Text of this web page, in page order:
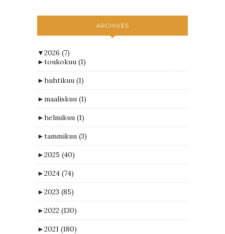
ARCHIVES
▼2026 (7)
►toukokuu (1)
►huhtikuu (1)
►maaliskuu (1)
►helmikuu (1)
►tammikuu (3)
►2025 (40)
►2024 (74)
►2023 (85)
►2022 (130)
►2021 (180)